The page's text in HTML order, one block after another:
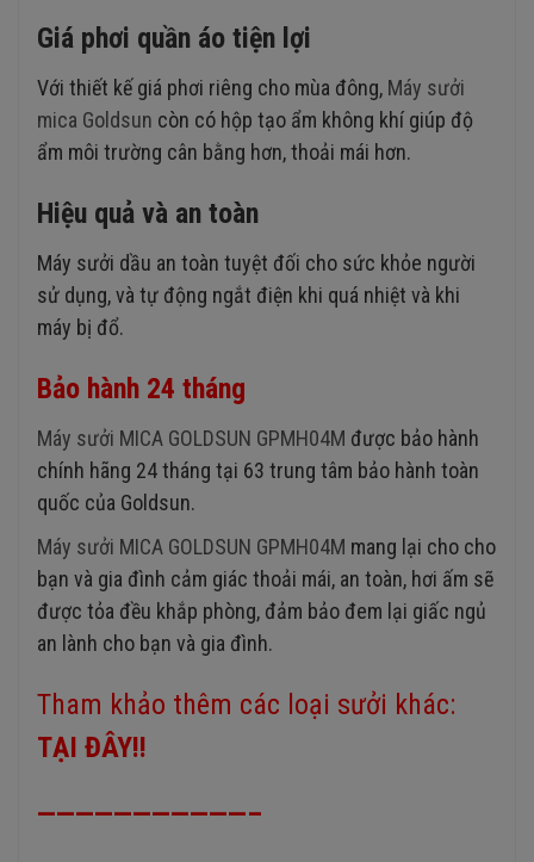
Giá phơi quần áo tiện lợi
Với thiết kế giá phơi riêng cho mùa đông, Máy sưởi
mica Goldsun còn có hộp tạo ẩm không khí giúp độ
ẩm môi trường cân bằng hơn, thoải mái hơn.
Hiệu quả và an toàn
Máy sưởi dầu an toàn tuyệt đối cho sức khỏe người
sử dụng, và tự động ngắt điện khi quá nhiệt và khi
máy bị đổ.
Bảo hành 24 tháng
Máy sưởi MICA GOLDSUN GPMH04M được bảo hành
chính hãng 24 tháng tại 63 trung tâm bảo hành toàn
quốc của Goldsun.
Máy sưởi MICA GOLDSUN GPMH04M mang lại cho cho
bạn và gia đình cảm giác thoải mái, an toàn, hơi ấm sẽ
được tỏa đều khắp phòng, đảm bảo đem lại giấc ngủ
an lành cho bạn và gia đình.
Tham khảo thêm các loại sưởi khác:
TẠI ĐÂY!!
———————————–